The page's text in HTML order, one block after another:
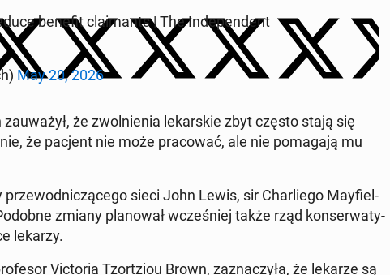
benefit cla­imants | The In­de­pen­dent
May 20, 2026
że zwol­nie­nia le­kar­skie zbyt często stają się
że pacjent nie może pra­co­wać, ale nie po­ma­ga­ją mu
sieci John Lewis, sir Char­lie­go May­fiel­
zmiany pla­no­wał wcze­śniej także rząd kon­ser­wa­ty­
lekarzy.
Vic­to­ria Tzort­ziou Brown, za­zna­czy­ła, że lekarze są